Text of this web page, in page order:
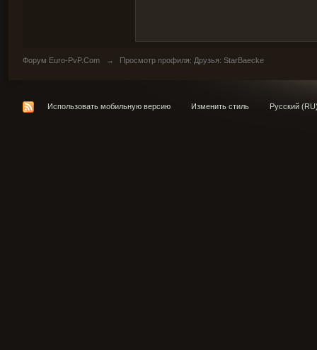
Форум Euro-PvP.Com → Просмотр профиля: Друзья: StarBaecke
Использовать мобильную версию Изменить стиль Русский